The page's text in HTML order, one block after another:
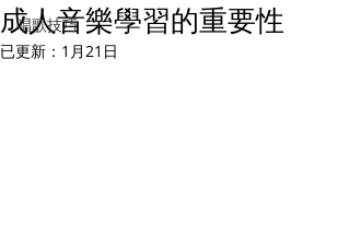
唱歌技巧
成人音樂學習的重要性
已更新： 1月21日